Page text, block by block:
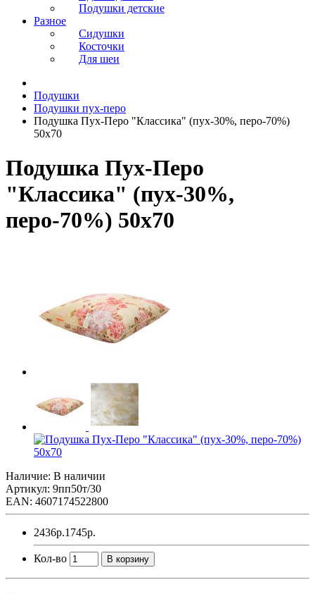
Подушки детские
Разное
Сидушки
Косточки
Для шеи
Подушки
Подушки пух-перо
Подушка Пух-Перо "Классика" (пух-30%, перо-70%)
50х70
Подушка Пух-Перо
"Классика" (пух-30%,
перо-70%) 50х70
Наличие: В наличии
Артикул: 9пп50т/30
EAN: 4607174522800
2436р.1745р.
Кол-во В корзину